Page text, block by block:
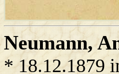
Neumann,
* 18.12.1879